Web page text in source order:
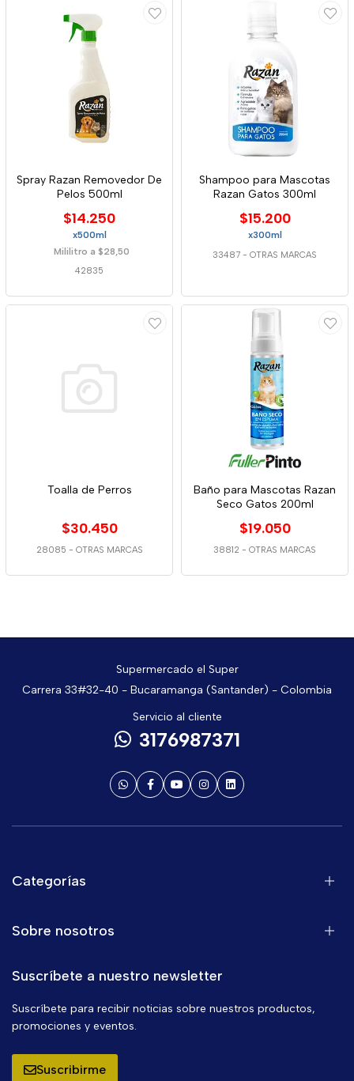
Spray Razan Removedor De
Pelos 500ml
$14.250
x500ml
Mililitro a $28,50
42835
Shampoo para Mascotas
Razan Gatos 300ml
$15.200
x300ml
33487 - OTRAS MARCAS
Toalla de Perros
$30.450
28085 - OTRAS MARCAS
Baño para Mascotas Razan
Seco Gatos 200ml
$19.050
38812 - OTRAS MARCAS
Supermercado el Super
Carrera 33#32-40 - Bucaramanga (Santander) - Colombia
Servicio al cliente
3176987371
Categorías
Sobre nosotros
Suscríbete a nuestro newsletter
Suscríbete para recibir noticias sobre nuestros productos,
promociones y eventos.
Suscribirme